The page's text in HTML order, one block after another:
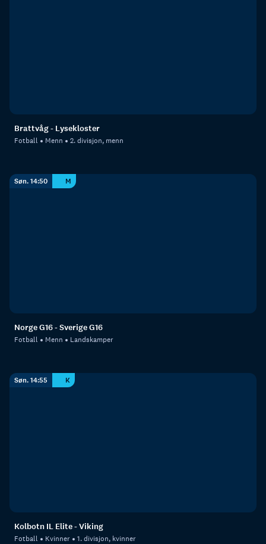
Brattvåg - Lysekloster
Fotball Menn 2. divisjon, menn
Søn. 14:50 M
Norge G16 - Sverige G16
Fotball Menn Landskamper
Søn. 14:55 K
Kolbotn IL Elite - Viking
Fotball Kvinner 1. divisjon, kvinner